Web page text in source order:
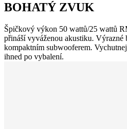
BOHATÝ ZVUK
Špičkový výkon 50 wattů/25 wattů
přináší vyváženou akustiku. Výrazné
kompaktním subwooferem.
ihned po vybalení.